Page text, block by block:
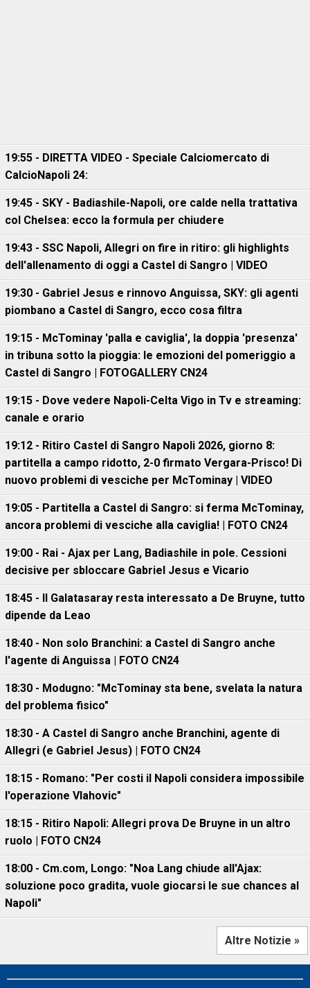
19:55 - DIRETTA VIDEO - Speciale Calciomercato di
CalcioNapoli 24:
19:45 - SKY - Badiashile-Napoli, ore calde nella trattativa
col Chelsea: ecco la formula per chiudere
19:43 - SSC Napoli, Allegri on fire in ritiro: gli highlights
dell'allenamento di oggi a Castel di Sangro | VIDEO
19:30 - Gabriel Jesus e rinnovo Anguissa, SKY: gli agenti
piombano a Castel di Sangro, ecco cosa filtra
19:15 - McTominay 'palla e caviglia', la doppia 'presenza'
in tribuna sotto la pioggia: le emozioni del pomeriggio a
Castel di Sangro | FOTOGALLERY CN24
19:15 - Dove vedere Napoli-Celta Vigo in Tv e streaming:
canale e orario
19:12 - Ritiro Castel di Sangro Napoli 2026, giorno 8:
partitella a campo ridotto, 2-0 firmato Vergara-Prisco! Di
nuovo problemi di vesciche per McTominay | VIDEO
19:05 - Partitella a Castel di Sangro: si ferma McTominay,
ancora problemi di vesciche alla caviglia! | FOTO CN24
19:00 - Rai - Ajax per Lang, Badiashile in pole. Cessioni
decisive per sbloccare Gabriel Jesus e Vicario
18:45 - Il Galatasaray resta interessato a De Bruyne, tutto
dipende da Leao
18:40 - Non solo Branchini: a Castel di Sangro anche
l'agente di Anguissa | FOTO CN24
18:30 - Modugno: "McTominay sta bene, svelata la natura
del problema fisico"
18:30 - A Castel di Sangro anche Branchini, agente di
Allegri (e Gabriel Jesus) | FOTO CN24
18:15 - Romano: "Per costi il Napoli considera impossibile
l'operazione Vlahovic"
18:15 - Ritiro Napoli: Allegri prova De Bruyne in un altro
ruolo | FOTO CN24
18:00 - Cm.com, Longo: "Noa Lang chiude all'Ajax:
soluzione poco gradita, vuole giocarsi le sue chances al
Napoli"
Altre Notizie »